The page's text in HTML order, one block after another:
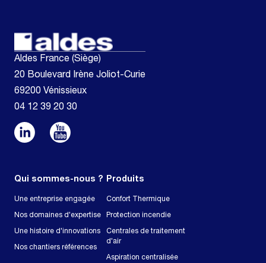
Aldes France (Siège)
20 Boulevard Irène Joliot-Curie
69200 Vénissieux
04 12 39 20 30
Qui sommes-nous ?
Une entreprise engagée
Nos domaines d'expertise
Une histoire d'innovations
Nos chantiers références
Produits
Confort Thermique
Protection incendie
Centrales de traitement
d'air
Aspiration centralisée